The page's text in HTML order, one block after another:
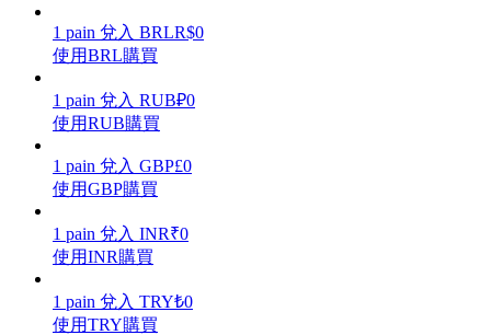
理財
1 pain 兌入 BRLR$0
使用BRL購買
1 pain 兌入 RUB₽0
使用RUB購買
1 pain 兌入 GBP£0
使用GBP購買
1 pain 兌入 INR₹0
使用INR購買
1 pain 兌入 TRY₺0
使用TRY購買